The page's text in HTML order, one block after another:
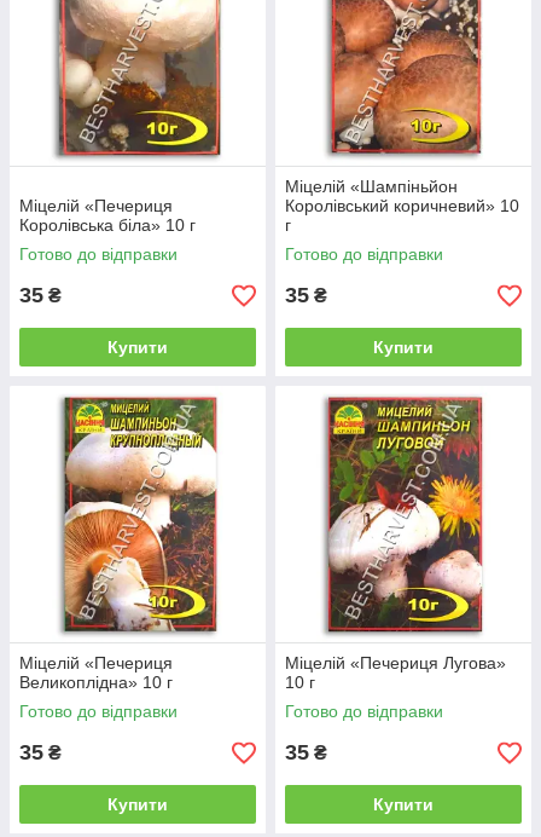
Міцелій «Печериця
Королівська біла» 10 г
Готово до відправки
35 ₴
Купити
Міцелій «Шампіньйон
Королівський коричневий» 10
г
Готово до відправки
35 ₴
Купити
Міцелій «Печериця
Великоплідна» 10 г
Готово до відправки
35 ₴
Купити
Міцелій «Печериця Лугова»
10 г
Готово до відправки
35 ₴
Купити